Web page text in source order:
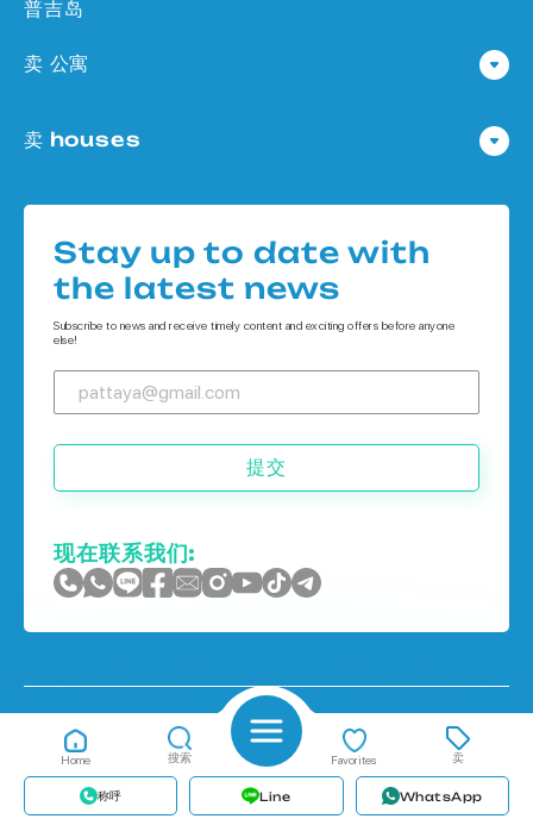
Home 搜索 Favorites 卖
称呼 Line WhatsApp
普吉岛
卖 公寓
公寓 在
公寓 在 普吉岛
卖 houses
Houses 在 象岛
Stay up to date with
the latest news
Subscribe to news and receive timely content and exciting offers before anyone
else!
提交
现在联系我们:
Thavon Pattaya Property Co., Ltd.
308/69, Thappraya Rd, Muang Pattaya, Bang Lamung, Chon Buri 20150
Privacy policy